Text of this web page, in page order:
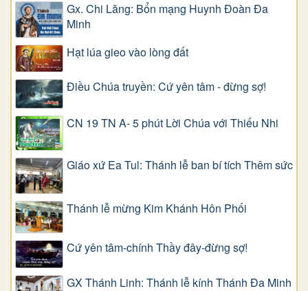
Gx. Chi Lăng: Bổn mạng Huynh Đoàn Đa
Minh
Hạt lúa gieo vào lòng đất
Điều Chúa truyền: Cứ yên tâm - đừng sợ!
CN 19 TN A- 5 phút Lời Chúa với Thiếu Nhi
Giáo xứ Ea Tul: Thánh lễ ban bí tích Thêm sức
Thánh lễ mừng Kim Khánh Hôn Phối
Cứ yên tâm-chính Thầy đây-đừng sợ!
GX Thánh Linh: Thánh lễ kính Thánh Đa Minh